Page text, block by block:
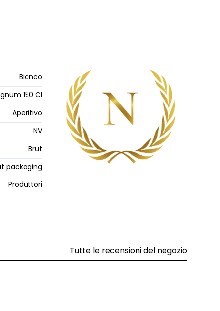
Bianco
150 Cl
Aperitivo
NV
Brut
packaging
Produttori
Tutte le recensioni del negozio